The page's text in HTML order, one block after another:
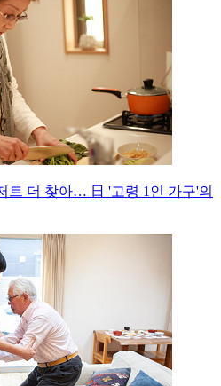
트 더 찾아… 日 '고령 1인 가구'의